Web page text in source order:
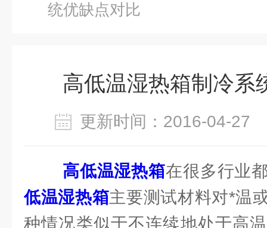
统优缺点对比
高低温湿热箱制冷系
更新时间：2016-04-
高低温湿热箱在很多行业
低温湿热箱主要测试材料对*温
种情况类似于不连续地处于高